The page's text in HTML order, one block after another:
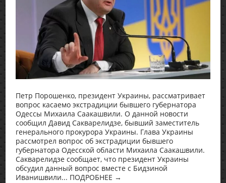
Петр Порошенко, президент Украины, рассматривает
вопрос касаемо экстрадиции бывшего губернатора
Одессы Михаила Саакашвили. О данной новости
сообщил Давид Сакварелидзе, бывший заместитель
генерального прокурора Украины. Глава Украины
рассмотрел вопрос об экстрадиции бывшего
губернатора Одесской области Михаила Саакашвили.
Сакварелидзе сообщает, что президент Украины
обсудил данный вопрос вместе с Бидзиной
Иванишвили... ПОДРОБНЕЕ →